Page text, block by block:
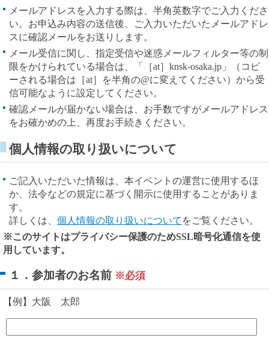
メールアドレスを入力する際は、半角英数字でご入力くださ
い。お申込み内容の送信後、ご入力いただいたメールアドレ
スに確認メールをお送りします。
メール受信に関し、指定受信や迷惑メールフィルター等の制
限をかけられている場合は、「［at］knsk-osaka.jp」（コピ
ーされる場合は［at］を半角の@に変えてください）から受
信可能なように設定してください。
確認メールが届かない場合は、お手数ですがメールアドレス
をお確かめの上、再度お手続きください。
個人情報の取り扱いについて
ご記入いただいた情報は、本イベントの運営に使用するほ
か、法令などの規定に基づく開示に使用することがありま
す。
詳しくは、 個人情報の取り扱いについて をご覧ください。
※このサイトはプライバシー保護のためSSL暗号化通信を使
用しています。
１．参加者のお名前 ※必須
【例】大阪 太郎